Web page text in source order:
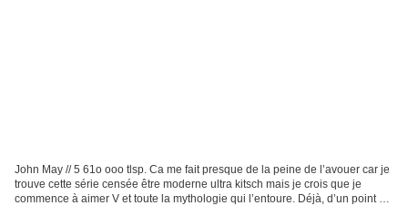
John May // 5 61o ooo tlsp. Ca me fait presque de la peine de l’avouer car je
trouve cette série censée être moderne ultra kitsch mais je crois que je
commence à aimer V et toute la mythologie qui l’entoure. Déjà, d’un point de